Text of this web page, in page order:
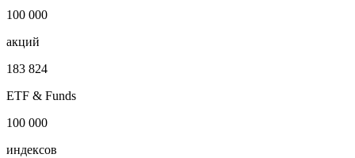
100 000
акций
183 824
ETF & Funds
100 000
индексов